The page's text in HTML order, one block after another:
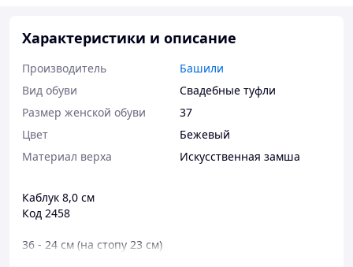
Характеристики и описание
Производитель
Башили
Вид обуви
Свадебные туфли
Размер женской обуви
37
Цвет
Бежевый
Материал верха
Искусственная замша
Каблук 8,0 см
Код 2458
36 - 24 см (на стопу 23 см)